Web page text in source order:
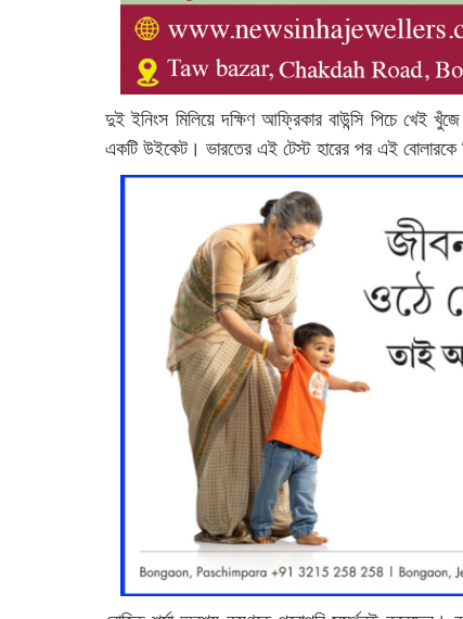
দুই ইনিংস মিলিয়ে দক্ষিণ আফ্রিকার বাউন্সি পিচে খেই
একটি উইকেট। ভারতের এই টেস্ট হারের পর এই বোলারকে